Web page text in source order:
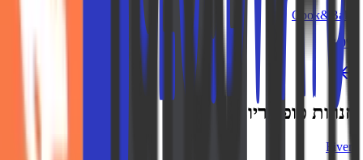
Cook&Bake
3.0%
חנויות פופולריות
Fiverr